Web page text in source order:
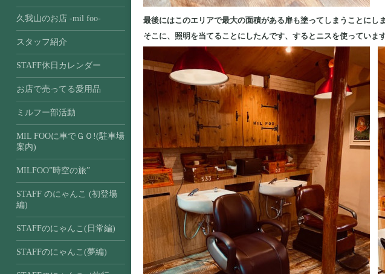
最後にはこのエリアで最大の面積がある扉も塗ってしまうことにし
そこに、照明を当てることにしたんです、するとニスを使っていま
久我山のお店 -mil foo-
スタッフ紹介
STAFF休日カレンダー
お店で売ってる愛用品
ミルフー部活動
MIL FOOに車でＧＯ!(駐車場
案内)
MILFOO”時空の旅”
STAFF のにゃんこ (初登場
編)
STAFFのにゃんこ(日常編)
STAFFのにゃんこ(夢編)